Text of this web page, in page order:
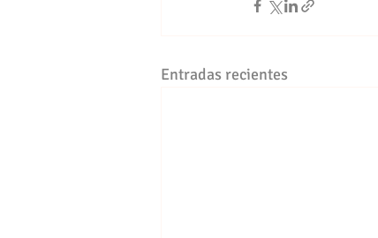
Entradas recientes